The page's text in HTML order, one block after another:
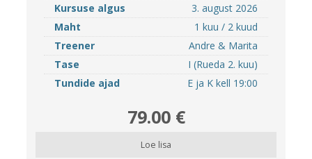
Kursuse algus
3. august 2026
Maht
1 kuu / 2 kuud
Treener
Andre & Marita
Tase
I (Rueda 2. kuu)
Tundide ajad
E ja K kell 19:00
79.00 €
Loe lisa